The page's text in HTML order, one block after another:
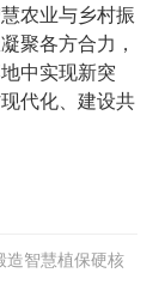
农业与乡村振
聚各方合力，
中实现新突
代化、建设共
造智慧植保硬核